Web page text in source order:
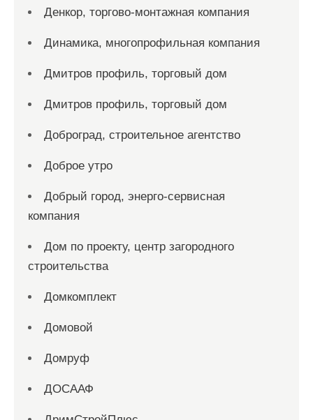
Денкор, торгово-монтажная компания
Динамика, многопрофильная компания
Дмитров профиль, торговый дом
Дмитров профиль, торговый дом
Доброград, строительное агентство
Доброе утро
Добрый город, энерго-сервисная
компания
Дом по проекту, центр загородного
строительства
Домкомплект
Домовой
Домруф
ДОСААФ